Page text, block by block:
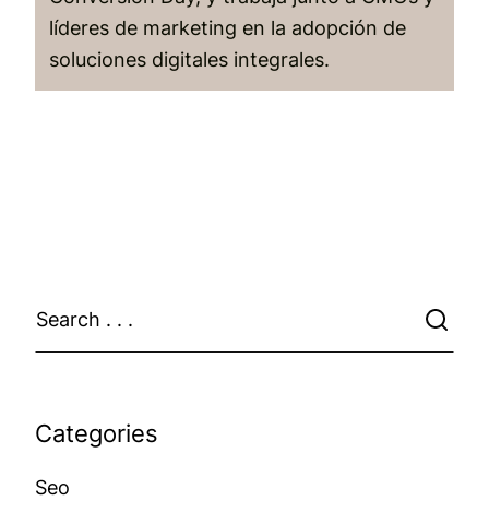
líderes de marketing en la adopción de
soluciones digitales integrales.
Categories
Seo